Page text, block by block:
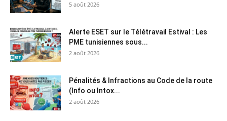
5 août 2026
Alerte ESET sur le Télétravail Estival : Les
PME tunisiennes sous...
2 août 2026
Pénalités & Infractions au Code de la route
(Info ou Intox...
2 août 2026